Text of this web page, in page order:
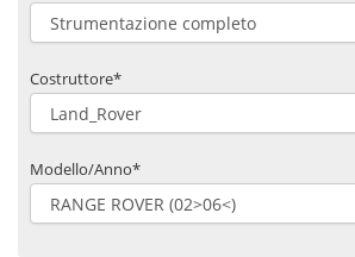
Costruttore*
Modello/Anno*